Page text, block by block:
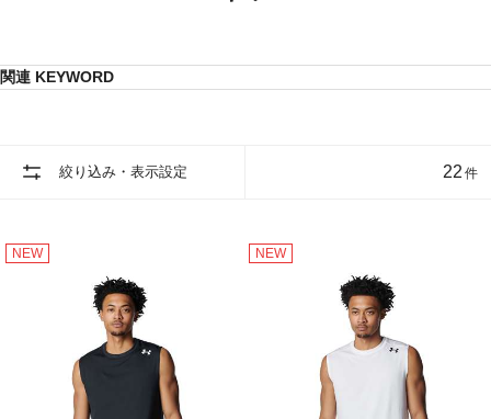
関連 KEYWORD
絞り込み・表示設定 22 件
NEW NEW